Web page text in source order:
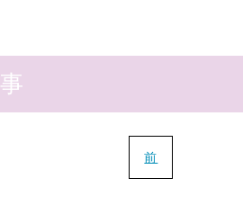
前